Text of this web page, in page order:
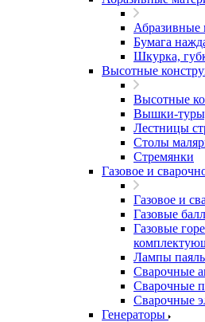
Абразивные
Бумага
Шкурка,
Высотные
Высотные
Вышки-туры,
Лестницы
Столы
Стремянки
Газовое и
Газовое и
Газовые
Газовые
Лампы
Сварочные
Сварочные
Сварочные
Генераторы